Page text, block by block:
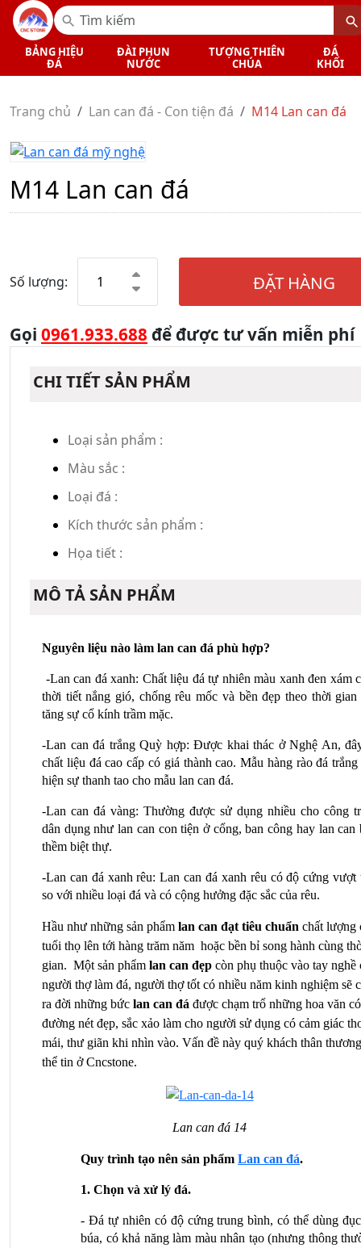
BẢNG HIỆU
ĐÁ
ĐÀI PHUN
NƯỚC
TƯỢNG THIÊN
CHÚA
ĐÁ
KHỐI
Trang chủ Lan can đá - Con tiện đá M14 Lan can đá
M14 Lan can đá
Số lượng: ĐẶT HÀNG
Gọi 0961.933.688 để được tư vấn miễn phí
CHI TIẾT SẢN PHẨM
Loại sản phẩm :
Màu sắc :
Loại đá :
Kích thước sản phẩm :
Họa tiết :
MÔ TẢ SẢN PHẨM
Nguyên liệu nào làm lan can đá phù hợp?
-Lan can đá xanh: Chất liệu đá tự nhiên màu xanh đen xám
thời tiết nắng gió, chống rêu mốc và bền đẹp theo thời gian
tăng sự cổ kính trầm mặc.
-Lan can đá trắng Quỳ hợp: Được khai thác ở Nghệ An,
chất liệu đá cao cấp có giá thành cao. Mẫu hàng rào đá trắng
hiện sự thanh tao cho mẫu lan can đá.
-Lan can đá vàng: Thường được sử dụng nhiều cho công
dân dụng như lan can con tiện ở cổng, ban công hay lan can
thềm biệt thự.
-Lan can đá xanh rêu: Lan can đá xanh rêu có độ cứng vượt
so với nhiều loại đá và có cộng hưởng đặc sắc của rêu.
Hầu như những sản phẩm lan can đạt tiêu chuẩn chất lượng
tuổi thọ lên tới hàng trăm năm  hoặc bền bỉ song hành cùng
gian. Một sản phẩm lan can đẹp còn phụ thuộc vào tay nghề
người thợ làm đá, người thợ tốt có nhiều năm kinh nghiệm sẽ
ra đời những bức lan can đá được chạm trổ những hoa văn có
đường nét đẹp, sắc xảo làm cho người sử dụng có cảm giác
mái, thư giãn khi nhìn vào. Vấn đề này quý khách thân
thể tin ở Cncstone.
Lan can đá 14
Quy trình tạo nên sản phẩm Lan can đá.
1. Chọn và xử lý đá.
- Đá tự nhiên có độ cứng trung bình, có thể dùng
búa, có khả năng làm màu nhân tạo (nhưng thông